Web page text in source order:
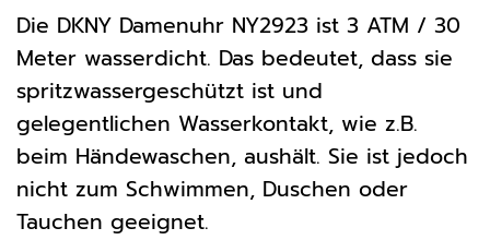
Die DKNY Damenuhr NY2923 ist 3 ATM / 30
Meter wasserdicht. Das bedeutet, dass sie
spritzwassergeschützt ist und
gelegentlichen Wasserkontakt, wie z.B.
beim Händewaschen, aushält. Sie ist jedoch
nicht zum Schwimmen, Duschen oder
Tauchen geeignet.